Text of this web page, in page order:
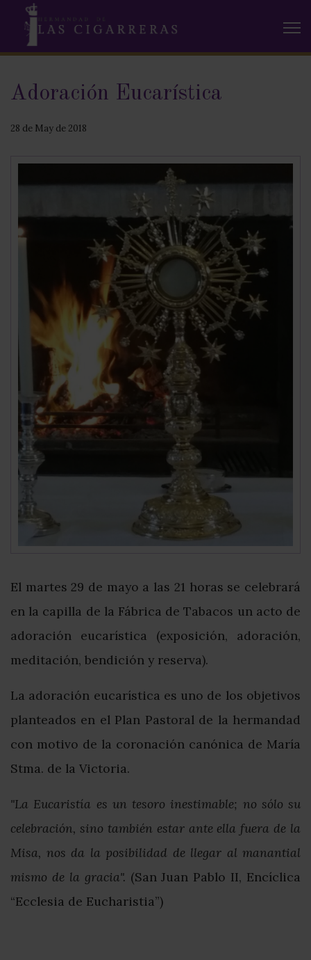
Adoración Eucarística
28 de May de 2018
El martes 29 de mayo a las 21 horas se celebrará
en la capilla de la Fábrica de Tabacos un acto de
adoración eucarística (exposición, adoración,
meditación, bendición y reserva).
La adoración eucarística es uno de los objetivos
planteados en el Plan Pastoral de la hermandad
con motivo de la coronación canónica de María
Stma. de la Victoria.
"La Eucaristía es un tesoro inestimable; no sólo su
celebración, sino también estar ante ella fuera de la
Misa, nos da la posibilidad de llegar al manantial
mismo de la gracia". (San Juan Pablo II, Encíclica
“Ecclesia de Eucharistia”)